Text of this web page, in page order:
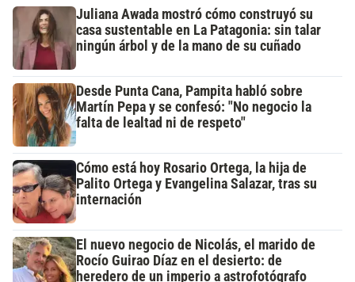
Juliana Awada mostró cómo construyó su
casa sustentable en La Patagonia: sin talar
ningún árbol y de la mano de su cuñado
Desde Punta Cana, Pampita habló sobre
Martín Pepa y se confesó: "No negocio la
falta de lealtad ni de respeto"
Cómo está hoy Rosario Ortega, la hija de
Palito Ortega y Evangelina Salazar, tras su
internación
El nuevo negocio de Nicolás, el marido de
Rocío Guirao Díaz en el desierto: de
heredero de un imperio a astrofotógrafo